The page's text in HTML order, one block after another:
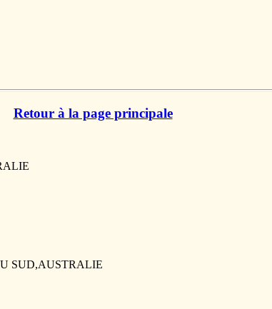
Retour à la page principale
SUD,AUSTRALIE